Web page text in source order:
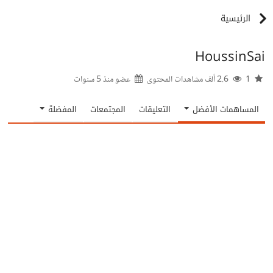
الرئيسية
HoussinSai
عضو منذ5 سنوات
المساهمات الأفضل التعليقات المجتمعات المفضلة